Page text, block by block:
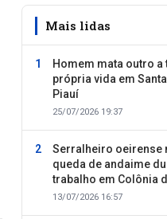
Mais lidas
Homem mata outro a
própria vida em
Piauí
25/07/2026 19:37
Serralheiro oeirense
queda de andaime
trabalho em Colônia
13/07/2026 16:57